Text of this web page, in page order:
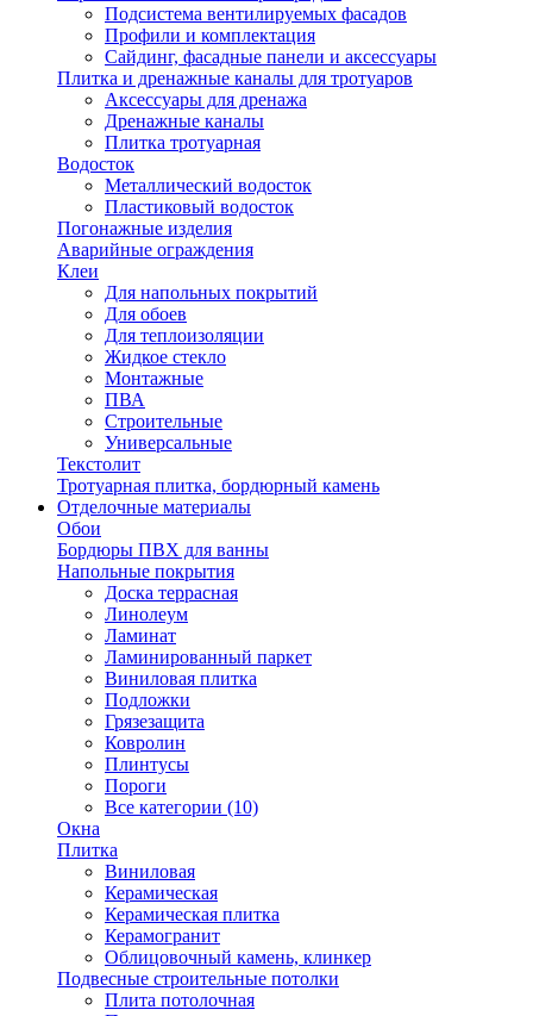
Подсистема вентилируемых фасадов
Профили и комплектация
Сайдинг, фасадные панели и аксессуары
Плитка и дренажные каналы для тротуаров
Аксессуары для дренажа
Дренажные каналы
Плитка тротуарная
Водосток
Металлический водосток
Пластиковый водосток
Погонажные изделия
Аварийные ограждения
Клеи
Для напольных покрытий
Для обоев
Для теплоизоляции
Жидкое стекло
Монтажные
ПВА
Строительные
Универсальные
Текстолит
Тротуарная плитка, бордюрный камень
Отделочные материалы
Обои
Бордюры ПВХ для ванны
Напольные покрытия
Доска террасная
Линолеум
Ламинат
Ламинированный паркет
Виниловая плитка
Подложки
Грязезащита
Ковролин
Плинтусы
Пороги
Все категории (10)
Окна
Плитка
Виниловая
Керамическая
Керамическая плитка
Керамогранит
Облицовочный камень, клинкер
Подвесные строительные потолки
Плита потолочная